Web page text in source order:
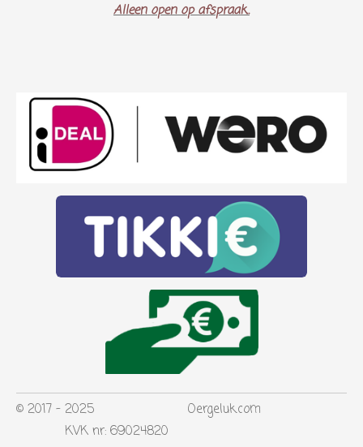
Alleen open op afspraak..
© 2017 - 2025 Oergeluk.com
KVK nr: 69024820